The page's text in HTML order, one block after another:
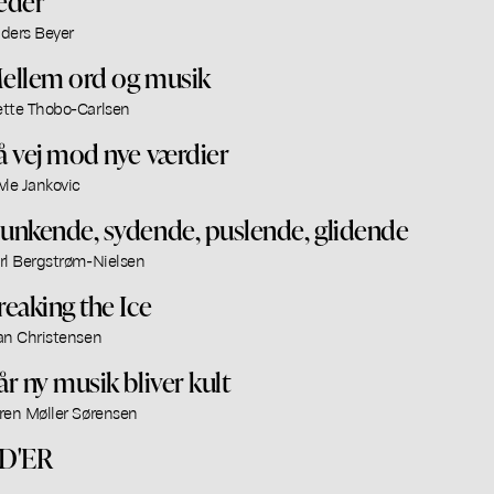
Beyer
ord og musik
Thobo-Carlsen
vej mod nye værdier
Jankovic
sydende, puslende, glidende
Bergstrøm-Nielsen
the Ice
Christensen
ny musik bliver kult
Møller Sørensen